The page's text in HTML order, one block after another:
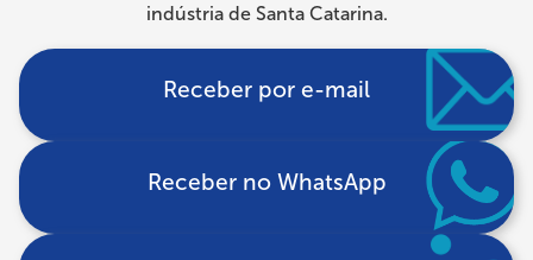
indústria de Santa Catarina.
Receber por e-mail
Receber no WhatsApp